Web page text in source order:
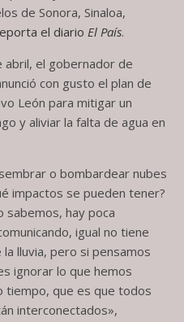
de Sonora, Sinaloa,
el diario El País.
abril, el gobernador de
con gusto el plan de
León para mitigar un
y aliviar la falta de agua en
o bombardear nubes
impactos se pueden tener?
sabemos, hay poca
igual no tiene
lluvia, pero si pensamos
ignorar lo que hemos
tiempo, que es que todos
interconectados»,